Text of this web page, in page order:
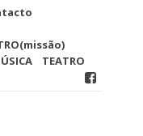
TEATRO